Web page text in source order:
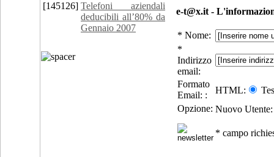
[145126] Telefoni aziendali
deducibili all’80% da
Gennaio 2007
e-t@x.it -
* Nome:
*
Indirizzo
email:
Formato
Email: :
HTML:
Opzione: Nuovo Utente:
* campo